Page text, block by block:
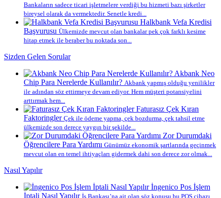
Bankaların sadece ticari işletmelere verdiği bu hizmeti bazı şirketler
bireysel olarak da vermektedir. Senetle kredi...
Halkbank Vefa Kredisi
Başvurusu Ülkemizde mevcut olan bankalar pek çok farklı kesime
hitap etmek ile beraber bu noktada son...
Sizden Gelen Sorular
Akbank Neo
Chip Para Nerelerde Kullanılır? Akbank yapmış olduğu yenilikler
ile adından söz ettirmeye devam ediyor. Hem müşteri potansiyelini
arttırmak hem...
Faturasız Çek Kıran
Faktoringler Çek ile ödeme yapma, çek bozdurma, çek tahsil etme
ülkemizde son derece yaygın bir şekilde...
Zor Durumdaki
Öğrencilere Para Yardımı Günümüz ekonomik şartlarında geçinmek
mevcut olan en temel ihtiyaçları gidermek dahi son derece zor olmak...
Nasıl Yapılır
İngenico Pos İşlem
İptali Nasıl Yapılır İş Bankası’na ait olan söz konusu bu POS cihazı